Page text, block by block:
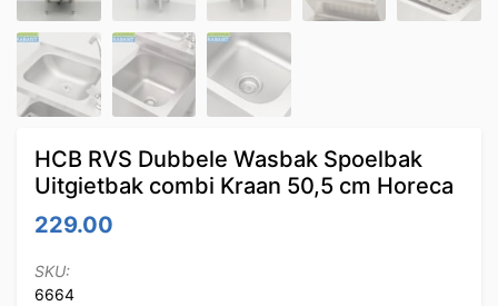
HCB RVS Dubbele Wasbak Spoelbak
Uitgietbak combi Kraan 50,5 cm Horeca
229.00
SKU:
6664